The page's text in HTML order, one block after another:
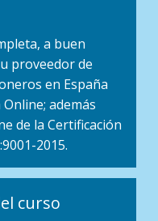
a buen
proveedor de
en España
además
de la Certificación
2015.
curso